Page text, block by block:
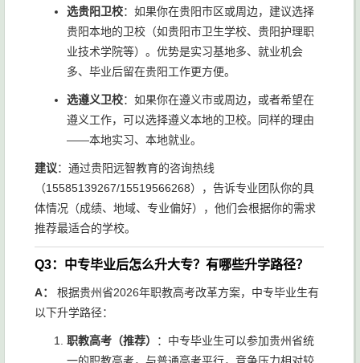
选贵阳卫校：如果你在贵阳市区或周边，建议选择
贵阳本地的卫校（如贵阳市卫生学校、贵阳护理职
业技术学院等）。优势是实习基地多、就业机会
多、毕业后留在贵阳工作更方便。
选遵义卫校：如果你在遵义市或周边，或者希望在
遵义工作，可以选择遵义本地的卫校。同样的理由
——本地实习、本地就业。
建议：通过贵阳远智教育的咨询热线
（15585139267/15519566268），告诉专业团队你的具
体情况（成绩、地域、专业偏好），他们会根据你的需求
推荐最适合的学校。
Q3：中专毕业后怎么升大专？有哪些升学路径？
A：
根据贵州省2026年职教高考改革方案，中专毕业生有
以下升学路径：
职教高考（推荐）
：中专毕业生可以参加贵州省统